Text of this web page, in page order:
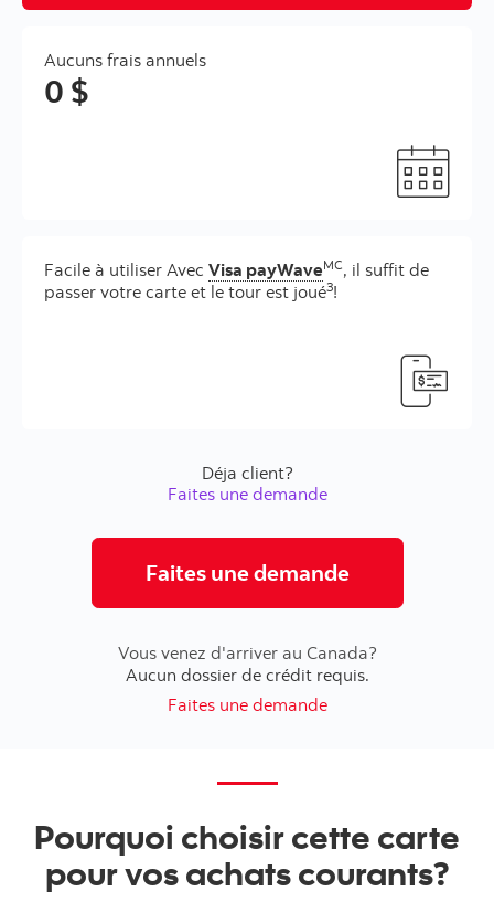
Aucuns frais annuels
0 $
Facile à utiliser Avec Visa payWaveMC, il suffit de
passer votre carte et le tour est joué3!
Vous venez d'arriver au Canada?
Aucun dossier de crédit requis.
Faites une demande
Déja client?
Faites une demande
Faites une demande
Pourquoi choisir cette carte
pour vos achats courants?